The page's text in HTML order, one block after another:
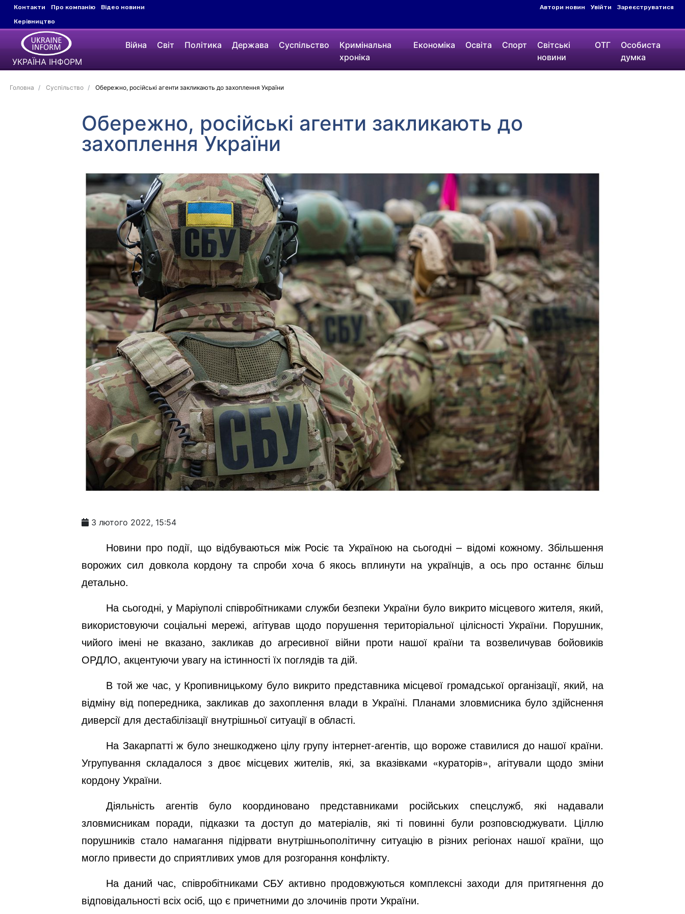
Контакти Про компанію
Відео новини
Керівництво
Автори новин Увійти Зареєструватися
УКРАЇНА ІНФОРМ
Війна Світ Політика Держава Суспільство
Кримінальна
хроніка
Економіка Освіта Спорт
Світські
новини
ОТГ
Особиста
думка
Головна Суспільство Обережно, російські агенти закликають до захоплення України
Обережно, російські агенти закликають до
захоплення України
3 лютого 2022, 15:54
Новини про події, що відбуваються між Росіє та Україною на сьогодні – відомі кожному. Збільшення
ворожих сил довкола кордону та спроби хоча б якось вплинути на українців, а ось про останнє більш
детально.
На сьогодні, у Маріуполі співробітниками служби безпеки України було викрито місцевого жителя, який,
використовуючи соціальні мережі, агітував щодо порушення територіальної цілісності України. Порушник,
чийого імені не вказано, закликав до агресивної війни проти нашої країни та возвеличував бойовиків
ОРДЛО, акцентуючи увагу на істинності їх поглядів та дій.
В той же час, у Кропивницькому було викрито представника місцевої громадської організації, який, на
відміну від попередника, закликав до захоплення влади в Україні. Планами зловмисника було здійснення
диверсії для дестабілізації внутрішньої ситуації в області.
На Закарпатті ж було знешкоджено цілу групу інтернет-агентів, що вороже ставилися до нашої країни.
Угрупування складалося з двоє місцевих жителів, які, за вказівками «кураторів», агітували щодо зміни
кордону України.
Діяльність агентів було координовано представниками російських спецслужб, які надавали
зловмисникам поради, підказки та доступ до матеріалів, які ті повинні були розповсюджувати. Ціллю
порушників стало намагання підірвати внутрішньополітичну ситуацію в різних регіонах нашої країни, що
могло привести до сприятливих умов для розгорання конфлікту.
На даний час, співробітниками СБУ активно продовжуються комплексні заходи для притягнення до
відповідальності всіх осіб, що є причетними до злочинів проти України.